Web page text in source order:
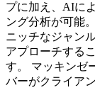
プに加え、AIに
ング分析が可能
ニッチなジャン
アプローチする
す。 マッキンゼ
バーがクライア